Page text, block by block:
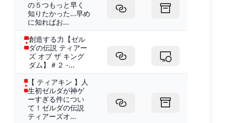
の５つもっと早く
知りたかった...早め
に知ればお...
創造する力【ゼル
ダの伝説 ティアー
ズ オブ ザ キング
ダム】＃２ -...
【 ティアキン 】人
生初ゼルダが神ゲ
ーすぎる件につい
て！ゼルダの伝説
ティアーズオ...